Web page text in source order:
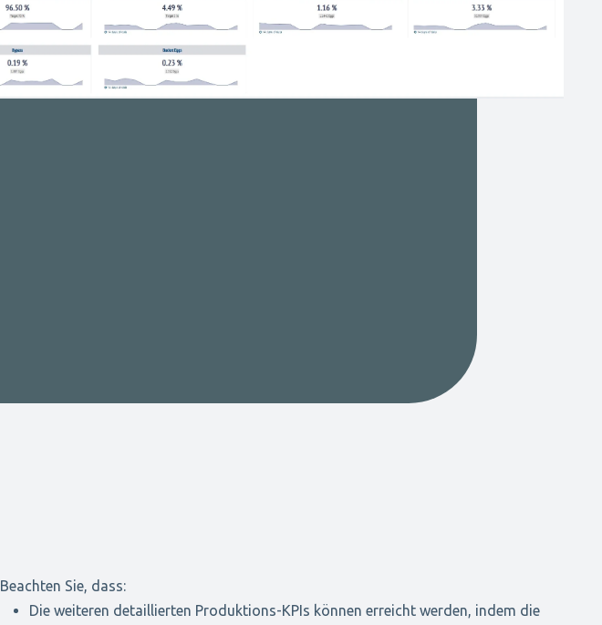
Beachten Sie, dass:
Die weiteren detaillierten Produktions-KPIs können erreicht werden, indem die